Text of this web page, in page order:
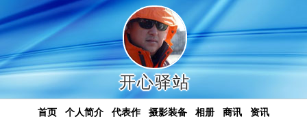
开心驿站
首页 个人简介 代表作 摄影装备 相册 商讯 资讯